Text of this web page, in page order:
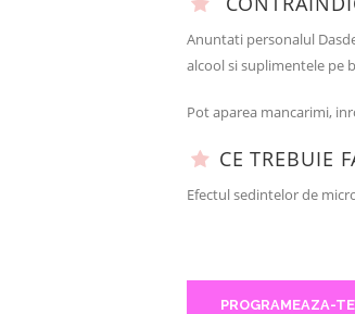
Anuntati personalul
alcool si suplimentele pe
Pot aparea mancarimi,
CE TREBUIE
Efectul sedintelor de
PROGRAMEAZA-TE